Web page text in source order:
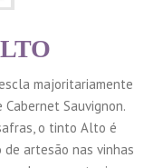
majoritariamente
Sauvignon.
o tinto Alto é
artesão nas vinhas